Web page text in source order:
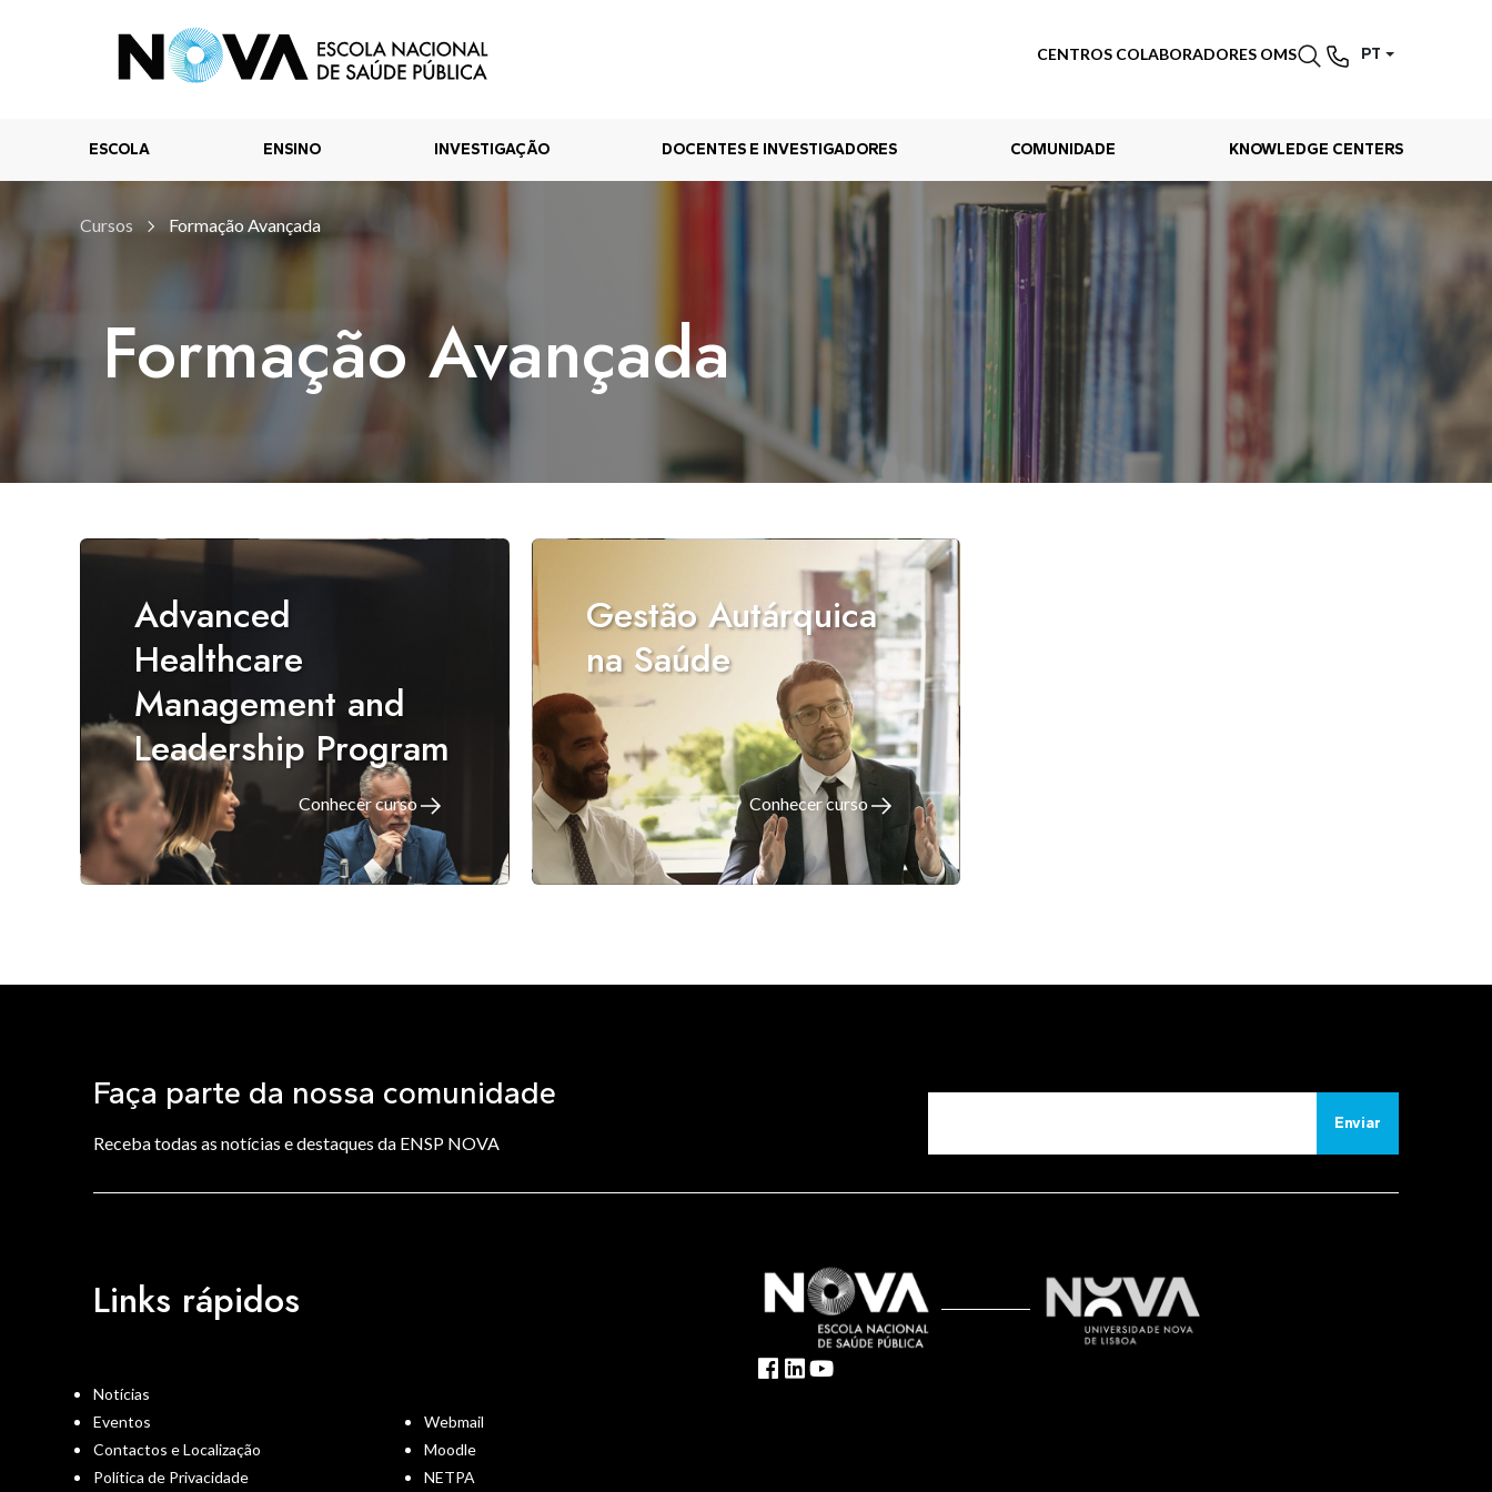
CENTROS COLABORADORES OMS PT
ESCOLA ENSINO INVESTIGAÇÃO DOCENTES E INVESTIGADORES COMUNIDADE KNOWLEDGE CENTERS
Cursos Formação Avançada
Formação Avançada
Advanced
Healthcare
Management and
Leadership Program
Conhecer curso
Gestão Autárquica
na Saúde
Conhecer curso
Faça parte da nossa comunidade
Receba todas as notícias e destaques da ENSP NOVA
Enviar
Links rápidos
Notícias
Eventos
Contactos e Localização
Política de Privacidade
Webmail
Moodle
NETPA